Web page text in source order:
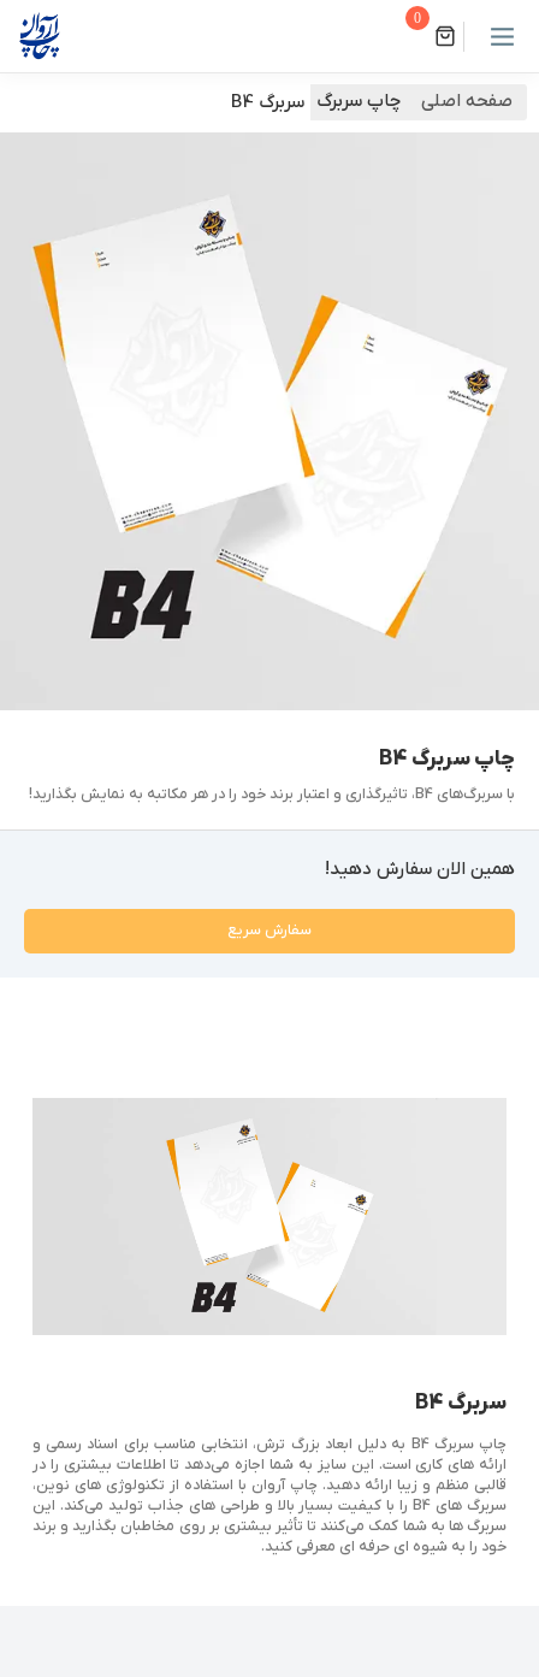
0
صفحه اصلی چاپ سربرگ سربرگ B4
چاپ سربرگ B4
با سربرگ‌های B4، تاثیرگذاری و اعتبار برند خود را در هر مکاتبه به نمایش بگذارید!
همین الان سفارش دهید!
سفارش سریع
سربرگ B4
چاپ سربرگ B4 به دلیل ابعاد بزرگ ‌ترش، انتخابی مناسب برای اسناد رسمی و
ارائه ‌های کاری است. این سایز به شما اجازه می‌دهد تا اطلاعات بیشتری را در
قالبی منظم و زیبا ارائه دهید. چاپ آروان با استفاده از تکنولوژی‌ های نوین،
سربرگ‌ های B4 را با کیفیت بسیار بالا و طراحی ‌های جذاب تولید می‌کند. این
سربرگ‌ ها به شما کمک می‌کنند تا تأثیر بیشتری بر روی مخاطبان بگذارید و برند
خود را به شیوه ‌ای حرفه‌ ای معرفی کنید.